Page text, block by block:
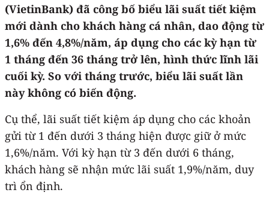
(VietinBank) đã công bố biểu lãi suất tiết kiệm
mới dành cho khách hàng cá nhân, dao động từ
1,6% đến 4,8%/năm, áp dụng cho các kỳ hạn từ
1 tháng đến 36 tháng trở lên, hình thức lĩnh lãi
cuối kỳ. So với tháng trước, biểu lãi suất lần
này không có biến động.
Cụ thể, lãi suất tiết kiệm áp dụng cho các khoản
gửi từ 1 đến dưới 3 tháng hiện được giữ ở mức
1,6%/năm. Với kỳ hạn từ 3 đến dưới 6 tháng,
khách hàng sẽ nhận mức lãi suất 1,9%/năm, duy
trì ổn định.